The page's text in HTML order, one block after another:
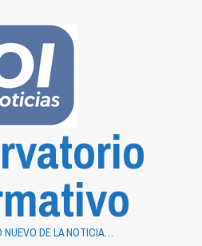
NUEVO DE LA NOTICIA…